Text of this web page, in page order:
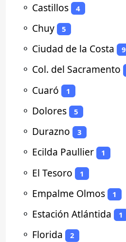
⚬ Castillos 4
⚬ Chuy 5
⚬ Ciudad de la Costa 9
⚬ Col. del Sacramento
⚬ Cuaró 1
⚬ Dolores 5
⚬ Durazno 3
⚬ Ecilda Paullier 1
⚬ El Tesoro 1
⚬ Empalme Olmos 1
⚬ Estación Atlántida 1
⚬ Florida 2